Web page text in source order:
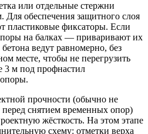
или отдельные стержни
Для обеспечения защитного слоя
пластиковые фиксаторы. Если
на балках — приваривают их
ведут равномерно, без
месте, чтобы не перегрузить
3 м под профнастил
прочности (обычно не
снятием временных опор)
жёсткость. На этом этапе
схему: отметки верха